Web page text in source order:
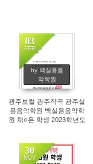
03
FEB
by 백실용음
악학원
207
광주보컬 광주작곡 광주실
용음악학원 백실용음악학
원 채○은 학생 2023학년도
30
NOV